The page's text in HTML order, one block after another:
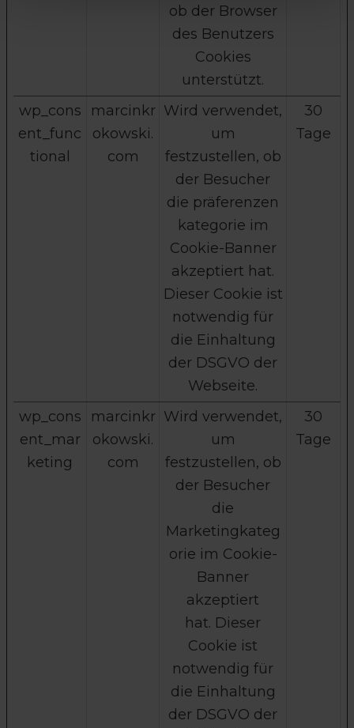
ob der Browser
des Benutzers
Cookies
unterstützt.
wp_cons
ent_func
tional
marcinkr
okowski.
com
Wird verwendet,
um
festzustellen, ob
der Besucher
die präferenzen
kategorie im
Cookie-Banner
akzeptiert hat.
Dieser Cookie ist
notwendig für
die Einhaltung
der DSGVO der
Webseite.
30
Tage
wp_cons
ent_mar
keting
marcinkr
okowski.
com
Wird verwendet,
um
festzustellen, ob
der Besucher
die
Marketingkateg
orie im Cookie-
Banner
akzeptiert
hat. Dieser
Cookie ist
notwendig für
die Einhaltung
der DSGVO der
30
Tage